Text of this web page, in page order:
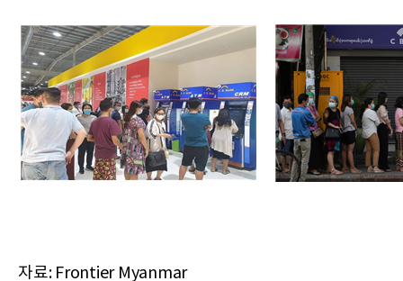
자료: Frontier Myanmar